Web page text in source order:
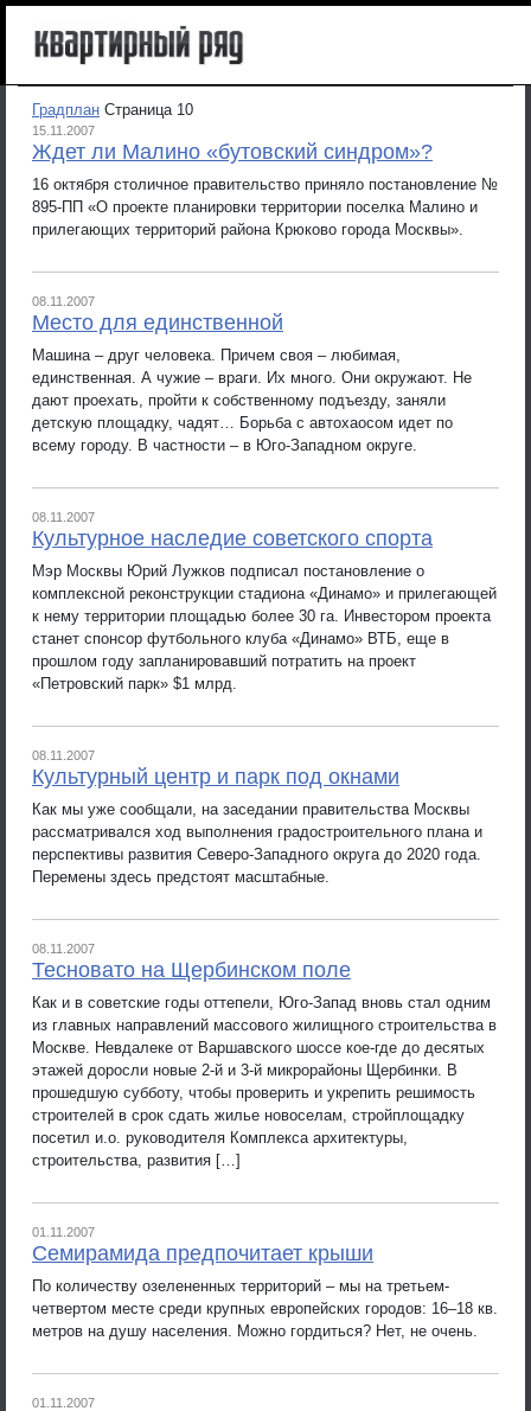
Градплан Страница 10
15.11.2007
Ждет ли Малино «бутовский синдром»?
16 октября столичное правительство приняло постановление №
895-ПП «О проекте планировки территории поселка Малино и
прилегающих территорий района Крюково города Москвы».
08.11.2007
Место для единственной
Машина – друг человека. Причем своя – любимая,
единственная. А чужие – враги. Их много. Они окружают. Не
дают проехать, пройти к собственному подъезду, заняли
детскую площадку, чадят… Борьба с автохаосом идет по
всему городу. В частности – в Юго-Западном округе.
08.11.2007
Культурное наследие советского спорта
Мэр Москвы Юрий Лужков подписал постановление о
комплексной реконструкции стадиона «Динамо» и прилегающей
к нему территории площадью более 30 га. Инвестором проекта
станет спонсор футбольного клуба «Динамо» ВТБ, еще в
прошлом году запланировавший потратить на проект
«Петровский парк» $1 млрд.
08.11.2007
Культурный центр и парк под окнами
Как мы уже сообщали, на заседании правительства Москвы
рассматривался ход выполнения градостроительного плана и
перспективы развития Северо-Западного округа до 2020 года.
Перемены здесь предстоят масштабные.
08.11.2007
Тесновато на Щербинском поле
Как и в советские годы оттепели, Юго-Запад вновь стал одним
из главных направлений массового жилищного строительства в
Москве. Невдалеке от Варшавского шоссе кое-где до десятых
этажей доросли новые 2-й и 3-й микрорайоны Щербинки. В
прошедшую субботу, чтобы проверить и укрепить решимость
строителей в срок сдать жилье новоселам, стройплощадку
посетил и.о. руководителя Комплекса архитектуры,
строительства, развития […]
01.11.2007
Семирамида предпочитает крыши
По количеству озелененных территорий – мы на третьем-
четвертом месте среди крупных европейских городов: 16–18 кв.
метров на душу населения. Можно гордиться? Нет, не очень.
01.11.2007